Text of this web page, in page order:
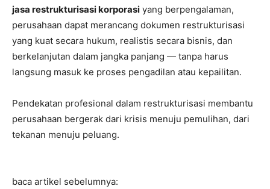
jasa restrukturisasi korporasi yang berpengalaman,
perusahaan dapat merancang dokumen restrukturisasi
yang kuat secara hukum, realistis secara bisnis, dan
berkelanjutan dalam jangka panjang — tanpa harus
langsung masuk ke proses pengadilan atau kepailitan.
Pendekatan profesional dalam restrukturisasi membantu
perusahaan bergerak dari krisis menuju pemulihan, dari
tekanan menuju peluang.
baca artikel sebelumnya: